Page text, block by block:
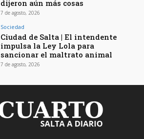
dijeron aún más cosas
7 de agosto, 2026
Sociedad
Ciudad de Salta | El intendente
impulsa la Ley Lola para
sancionar el maltrato animal
7 de agosto, 2026